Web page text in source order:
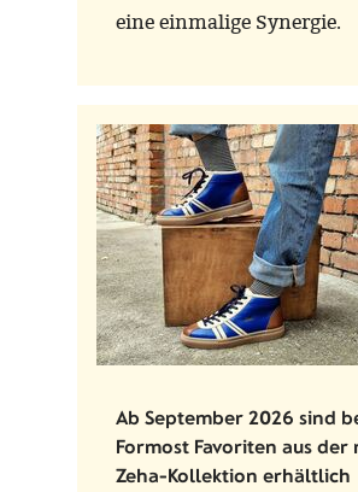
eine einmalige Synergie.
Ab September 2026 sind
Formost Favoriten aus der
Zeha-Kollektion erhältlich